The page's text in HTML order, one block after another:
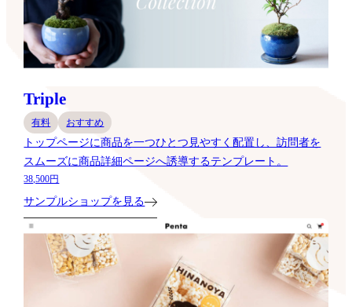
Triple
有料 おすすめ
トップページに商品を一つひとつ見やすく配置し、訪問者を
スムーズに商品詳細ページへ誘導するテンプレート。
38,500円
サンプルショップを見る